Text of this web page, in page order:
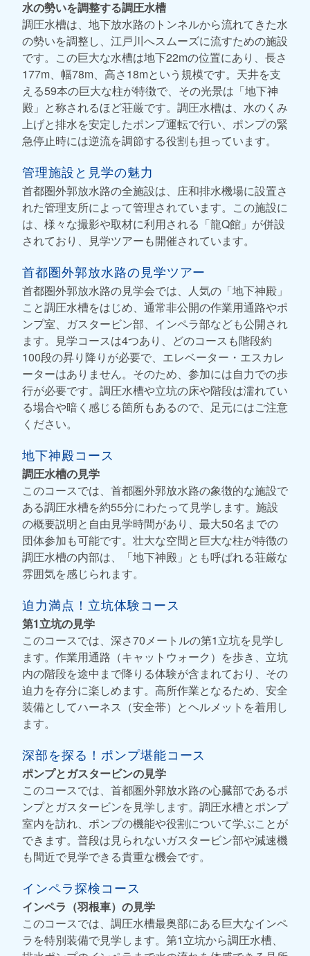
水の勢いを調整する調圧水槽
調圧水槽は、地下放水路のトンネルから流れてきた水
の勢いを調整し、江戸川へスムーズに流すための施設
です。この巨大な水槽は地下22mの位置にあり、長さ
177m、幅78m、高さ18mという規模です。天井を支
える59本の巨大な柱が特徴で、その光景は「地下神
殿」と称されるほど荘厳です。調圧水槽は、水のくみ
上げと排水を安定したポンプ運転で行い、ポンプの緊
急停止時には逆流を調節する役割も担っています。
管理施設と見学の魅力
首都圏外郭放水路の全施設は、庄和排水機場に設置さ
れた管理支所によって管理されています。この施設に
は、様々な撮影や取材に利用される「龍Q館」が併設
されており、見学ツアーも開催されています。
首都圏外郭放水路の見学ツアー
首都圏外郭放水路の見学会では、人気の「地下神殿」
こと調圧水槽をはじめ、通常非公開の作業用通路やポ
ンプ室、ガスタービン部、インペラ部なども公開され
ます。見学コースは4つあり、どのコースも階段約
100段の昇り降りが必要で、エレベーター・エスカレ
ーターはありません。そのため、参加には自力での歩
行が必要です。調圧水槽や立坑の床や階段は濡れてい
る場合や暗く感じる箇所もあるので、足元にはご注意
ください。
地下神殿コース
調圧水槽の見学
このコースでは、首都圏外郭放水路の象徴的な施設で
ある調圧水槽を約55分にわたって見学します。施設
の概要説明と自由見学時間があり、最大50名までの
団体参加も可能です。壮大な空間と巨大な柱が特徴の
調圧水槽の内部は、「地下神殿」とも呼ばれる荘厳な
雰囲気を感じられます。
迫力満点！立坑体験コース
第1立坑の見学
このコースでは、深さ70メートルの第1立坑を見学し
ます。作業用通路（キャットウォーク）を歩き、立坑
内の階段を途中まで降りる体験が含まれており、その
迫力を存分に楽しめます。高所作業となるため、安全
装備としてハーネス（安全帯）とヘルメットを着用し
ます。
深部を探る！ポンプ堪能コース
ポンプとガスタービンの見学
このコースでは、首都圏外郭放水路の心臓部であるポ
ンプとガスタービンを見学します。調圧水槽とポンプ
室内を訪れ、ポンプの機能や役割について学ぶことが
できます。普段は見られないガスタービン部や減速機
も間近で見学できる貴重な機会です。
インペラ探検コース
インペラ（羽根車）の見学
このコースでは、調圧水槽最奥部にある巨大なインペ
ラを特別装備で見学します。第1立坑から調圧水槽、